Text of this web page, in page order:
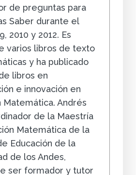
de preguntas para
Saber durante el
2010 y 2012. Es
varios libros de texto
y ha publicado
libros en
e innovación en
Matemática. Andrés
de la Maestría
Matemática de la
Educación de la
de los Andes,
ser formador y tutor